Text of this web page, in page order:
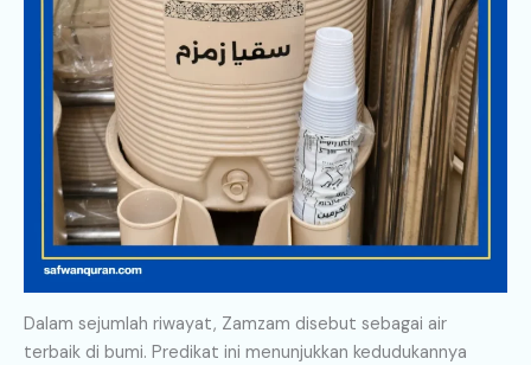
Dalam sejumlah riwayat, Zamzam disebut sebagai air
terbaik di bumi. Predikat ini menunjukkan kedudukannya